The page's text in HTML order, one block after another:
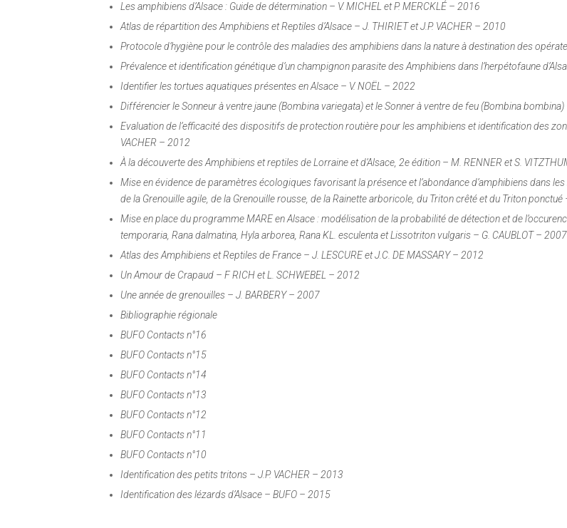
Les amphibiens d’Alsace : Guide de détermination – V. MICHEL et P. MERCKLÉ – 2016
Atlas de répartition des Amphibiens et Reptiles d’Alsace – J. THIRIET et J.P. VACHER – 2010
Protocole d’hygiène pour le contrôle des maladies des amphibiens dans la nature à destination des
Prévalence et identification génétique d’un champignon parasite des Amphibiens dans l’herpétofaune
Identifier les tortues aquatiques présentes en Alsace – V. NOËL – 2022
Différencier le Sonneur à ventre jaune (Bombina variegata) et le Sonner à ventre de feu (Bombina bombina)
Evaluation de l’efficacité des dispositifs de protection routière pour les amphibiens et identification des
VACHER – 2012
À la découverte des Amphibiens et reptiles de Lorraine et d’Alsace, 2e édition – M. RENNER et S.
Mise en évidence de paramètres écologiques favorisant la présence et l’abondance d’amphibiens dans
de la Grenouille agile, de la Grenouille rousse, de la Rainette arboricole, du Triton crêté et du Triton ponctué
Mise en place du programme MARE en Alsace : modélisation de la probabilité de détection et de
temporaria, Rana dalmatina, Hyla arborea, RanaKL. esculentaetLissotriton vulgaris– G. CAUBLOT – 2007
Atlas des Amphibiens et Reptiles de France – J. LESCURE et J.C. DE MASSARY – 2012
Un Amour de Crapaud – F RICH et L. SCHWEBEL – 2012
Une année de grenouilles – J. BARBERY – 2007
Bibliographie régionale
BUFO Contacts n°16
BUFO Contacts n°15
BUFO Contacts n°14
BUFO Contacts n°13
BUFO Contacts n°12
BUFO Contacts n°11
BUFO Contacts n°10
Identification des petits tritons – J.P. VACHER – 2013
Identification des lézards d’Alsace – BUFO – 2015